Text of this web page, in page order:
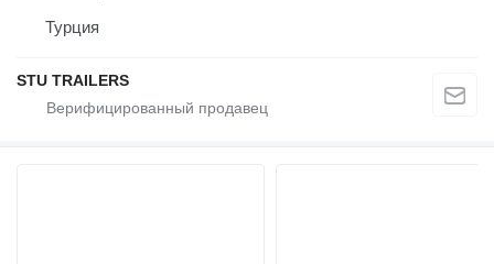
Турция
STU TRAILERS